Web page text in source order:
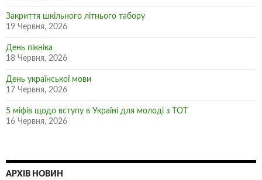
Закриття шкільного літнього табору
19 Червня, 2026
День пікніка
18 Червня, 2026
День української мови
17 Червня, 2026
5 міфів щодо вступу в Україні для молоді з ТОТ
16 Червня, 2026
АРХІВ НОВИН